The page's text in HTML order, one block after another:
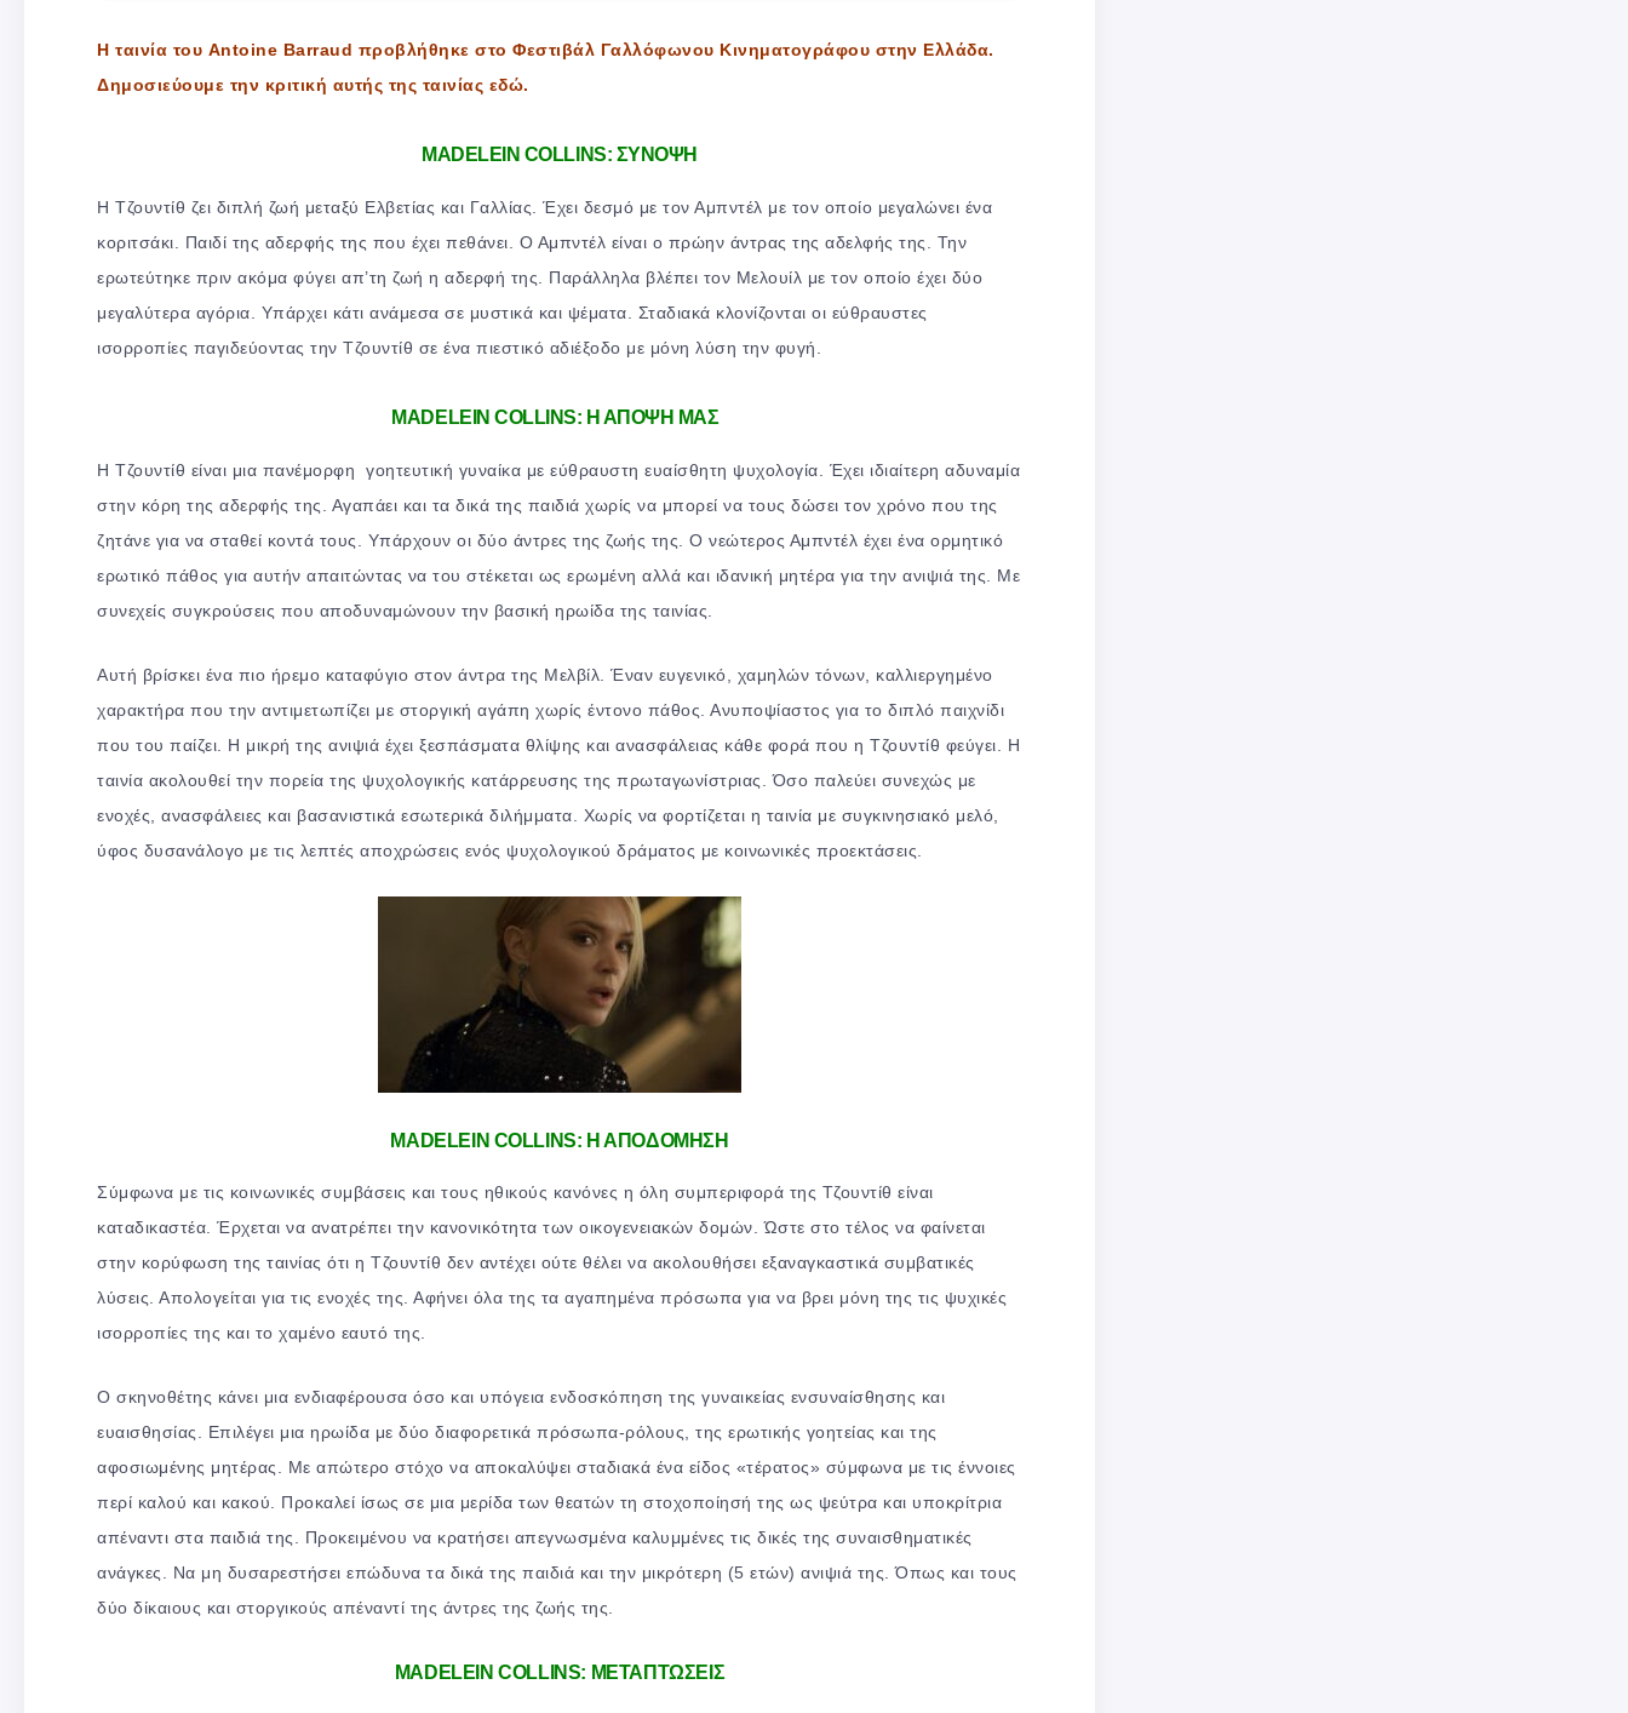
Η ταινία του Antoine Barraud προβλήθηκε στο Φεστιβάλ Γαλλόφωνου Κινηματογράφου στην Ελλάδα.
Δημοσιεύουμε την κριτική αυτής της ταινίας εδώ.
MADELEIN COLLINS: ΣΥΝΟΨΗ
Η Τζουντίθ ζει διπλή ζωή μεταξύ Ελβετίας και Γαλλίας. Έχει δεσμό με τον Αμπντέλ με τον οποίο μεγαλώνει ένα
κοριτσάκι. Παιδί της αδερφής της που έχει πεθάνει. Ο Αμπντέλ είναι ο πρώην άντρας της αδελφής της. Την
ερωτεύτηκε πριν ακόμα φύγει απ’τη ζωή η αδερφή της. Παράλληλα βλέπει τον Μελουίλ με τον οποίο έχει δύο
μεγαλύτερα αγόρια. Υπάρχει κάτι ανάμεσα σε μυστικά και ψέματα. Σταδιακά κλονίζονται οι εύθραυστες
ισορροπίες παγιδεύοντας την Τζουντίθ σε ένα πιεστικό αδιέξοδο με μόνη λύση την φυγή.
MADELEIN COLLINS: Η ΑΠΟΨΗ ΜΑΣ
Η Τζουντίθ είναι μια πανέμορφη γοητευτική γυναίκα με εύθραυστη ευαίσθητη ψυχολογία. Έχει ιδιαίτερη αδυναμία
στην κόρη της αδερφής της. Αγαπάει και τα δικά της παιδιά χωρίς να μπορεί να τους δώσει τον χρόνο που της
ζητάνε για να σταθεί κοντά τους. Υπάρχουν οι δύο άντρες της ζωής της. Ο νεώτερος Αμπντέλ έχει ένα ορμητικό
ερωτικό πάθος για αυτήν απαιτώντας να του στέκεται ως ερωμένη αλλά και ιδανική μητέρα για την ανιψιά της. Με
συνεχείς συγκρούσεις που αποδυναμώνουν την βασική ηρωίδα της ταινίας.
Αυτή βρίσκει ένα πιο ήρεμο καταφύγιο στον άντρα της Μελβίλ. Έναν ευγενικό, χαμηλών τόνων, καλλιεργημένο
χαρακτήρα που την αντιμετωπίζει με στοργική αγάπη χωρίς έντονο πάθος. Ανυποψίαστος για το διπλό παιχνίδι
που του παίζει. Η μικρή της ανιψιά έχει ξεσπάσματα θλίψης και ανασφάλειας κάθε φορά που η Τζουντίθ φεύγει. Η
ταινία ακολουθεί την πορεία της ψυχολογικής κατάρρευσης της πρωταγωνίστριας. Όσο παλεύει συνεχώς με
ενοχές, ανασφάλειες και βασανιστικά εσωτερικά διλήμματα. Χωρίς να φορτίζεται η ταινία με συγκινησιακό μελό,
ύφος δυσανάλογο με τις λεπτές αποχρώσεις ενός ψυχολογικού δράματος με κοινωνικές προεκτάσεις.
MADELEIN COLLINS: Η ΑΠΟΔΟΜΗΣΗ
Σύμφωνα με τις κοινωνικές συμβάσεις και τους ηθικούς κανόνες η όλη συμπεριφορά της Τζουντίθ είναι
καταδικαστέα. Έρχεται να ανατρέπει την κανονικότητα των οικογενειακών δομών. Ώστε στο τέλος να φαίνεται
στην κορύφωση της ταινίας ότι η Τζουντίθ δεν αντέχει ούτε θέλει να ακολουθήσει εξαναγκαστικά συμβατικές
λύσεις. Απολογείται για τις ενοχές της. Αφήνει όλα της τα αγαπημένα πρόσωπα για να βρει μόνη της τις ψυχικές
ισορροπίες της και το χαμένο εαυτό της.
Ο σκηνοθέτης κάνει μια ενδιαφέρουσα όσο και υπόγεια ενδοσκόπηση της γυναικείας ενσυναίσθησης και
ευαισθησίας. Επιλέγει μια ηρωίδα με δύο διαφορετικά πρόσωπα-ρόλους, της ερωτικής γοητείας και της
αφοσιωμένης μητέρας. Με απώτερο στόχο να αποκαλύψει σταδιακά ένα είδος «τέρατος» σύμφωνα με τις έννοιες
περί καλού και κακού. Προκαλεί ίσως σε μια μερίδα των θεατών τη στοχοποίησή της ως ψεύτρα και υποκρίτρια
απέναντι στα παιδιά της. Προκειμένου να κρατήσει απεγνωσμένα καλυμμένες τις δικές της συναισθηματικές
ανάγκες. Να μη δυσαρεστήσει επώδυνα τα δικά της παιδιά και την μικρότερη (5 ετών) ανιψιά της. Όπως και τους
δύο δίκαιους και στοργικούς απέναντί της άντρες της ζωής της.
MADELEIN COLLINS: ΜΕΤΑΠΤΩΣΕΙΣ